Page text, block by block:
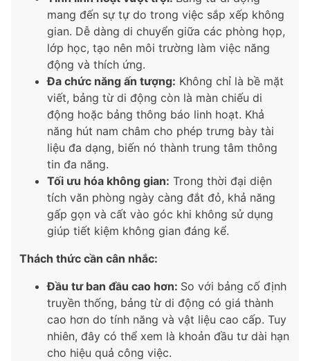
mang đến sự tự do trong việc sắp xếp không
gian. Dễ dàng di chuyển giữa các phòng họp,
lớp học, tạo nên môi trường làm việc năng
động và thích ứng.
Đa chức năng ấn tượng: Không chỉ là bề mặt
viết, bảng từ di động còn là màn chiếu di
động hoặc bảng thông báo linh hoạt. Khả
năng hút nam châm cho phép trưng bày tài
liệu đa dạng, biến nó thành trung tâm thông
tin đa năng.
Tối ưu hóa không gian: Trong thời đại diện
tích văn phòng ngày càng đắt đỏ, khả năng
gấp gọn và cất vào góc khi không sử dụng
giúp tiết kiệm không gian đáng kể.
Thách thức cần cân nhắc:
Đầu tư ban đầu cao hơn: So với bảng cố định
truyền thống, bảng từ di động có giá thành
cao hơn do tính năng và vật liệu cao cấp. Tuy
nhiên, đây có thể xem là khoản đầu tư dài hạn
cho hiệu quả công việc.